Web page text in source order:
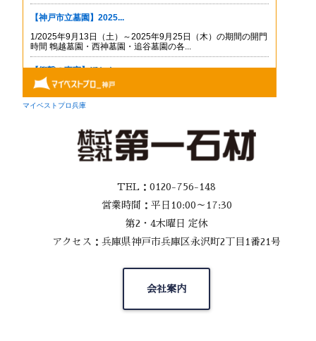
TEL：0120-756-148
営業時間：平日10:00～17:30
第2・4木曜日 定休
アクセス：兵庫県神戸市兵庫区永沢町2丁目1番21号
会社案内